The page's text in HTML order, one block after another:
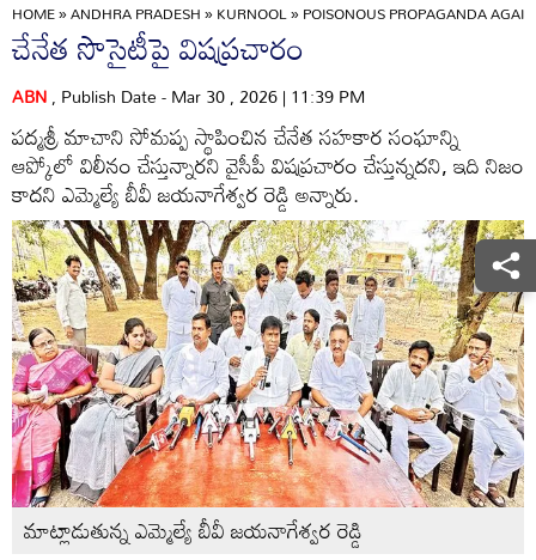
HOME»ANDHRA PRADESH»KURNOOL»POISONOUS PROPAGANDA
చేనేత సొసైటీపై విషప్రచారం
ABN, Publish Date - Mar 30 , 2026 | 11:39 PM
పద్మశ్రీ మాచాని సోమప్ప స్థాపించిన చేనేత సహకార సంఘాన్ని
ఆప్కోలో విలీనం చేస్తున్నారని వైసీపీ విషప్రచారం చేస్తున్నదని, ఇది నిజం
కాదని ఎమ్మెల్యే బీవీ జయనాగేశ్వర రెడ్డి అన్నారు.
మాట్లాడుతున్న ఎమ్మెల్యే బీవీ జయనాగేశ్వర రెడ్డి